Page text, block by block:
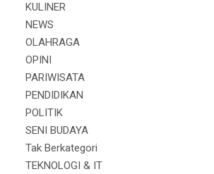
KULINER
NEWS
OLAHRAGA
OPINI
PARIWISATA
PENDIDIKAN
POLITIK
SENI BUDAYA
Tak Berkategori
TEKNOLOGI & IT